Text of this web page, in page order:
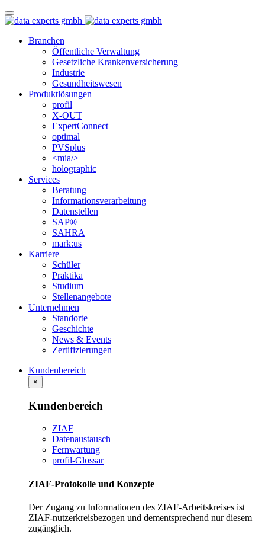
Branchen
Öffentliche Verwaltung
Gesetzliche Krankenversicherung
Industrie
Gesundheitswesen
Produktlösungen
profil
X-OUT
ExpertConnect
optimal
PVSplus
<mia/>
holographic
Services
Beratung
Informations­verarbeitung
Datenstellen
SAP®
SAHRA
mark:us
Karriere
Schüler
Praktika
Studium
Stellenangebote
Unternehmen
Standorte
Geschichte
News & Events
Zertifizierungen
Kundenbereich
×
Kundenbereich
ZIAF
Datenaustausch
Fernwartung
profil-Glossar
ZIAF-Protokolle und Konzepte
Der Zugang zu Informationen des ZIAF-Arbeitskreises ist
ZIAF-nutzerkreisbezogen und dementsprechend nur diesem
zugänglich.